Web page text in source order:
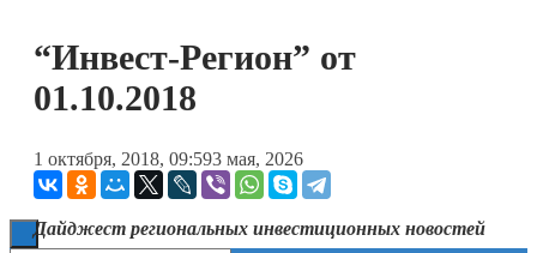
Книги
“Инвест-Регион” от
01.10.2018
1 октября, 2018, 09:593 мая, 2026
Дайджест региональных инвестиционных новостей